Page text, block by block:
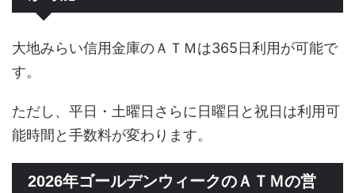
大地みらい信用金庫のＡＴＭは365日利用が可能で
す。
ただし、平日・土曜日さらに日曜日と祝日は利用可
能時間と手数料が変わります。
2026年ゴールデンウィークのＡＴＭの営